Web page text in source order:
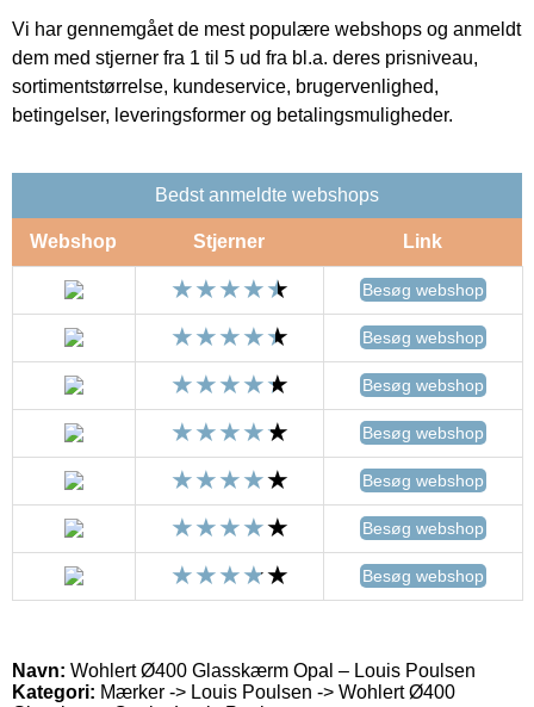
Vi har gennemgået de mest populære webshops og anmeldt
dem med stjerner fra 1 til 5 ud fra bl.a. deres prisniveau,
sortimentstørrelse, kundeservice, brugervenlighed,
betingelser, leveringsformer og betalingsmuligheder.
Bedst anmeldte webshops
Webshop Stjerner Link
Besøg webshop
Besøg webshop
Besøg webshop
Besøg webshop
Besøg webshop
Besøg webshop
Besøg webshop
Navn: Wohlert Ø400 Glasskærm Opal – Louis Poulsen
Kategori: Mærker -> Louis Poulsen -> Wohlert Ø400